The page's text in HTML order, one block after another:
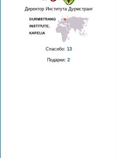
Директор Института Дурмстранг
Спасибо: 13
Подарки: 2